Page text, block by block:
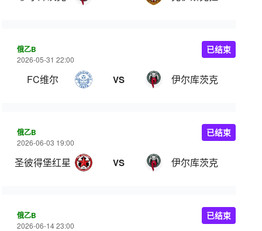
俄乙B
2026-05-31 22:00
FC维尔 VS 伊尔库茨克
已结束
俄乙B
2026-06-03 19:00
圣彼得堡红星 VS 伊尔库茨克
已结束
俄乙B
2026-06-14 23:00
已结束